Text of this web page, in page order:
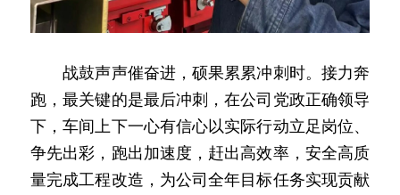
战鼓声声催奋进，硕果累累冲刺时。接力奔
跑，最关键的是最后冲刺，在公司党政正确领导
下，车间上下一心有信心以实际行动立足岗位、
争先出彩，跑出加速度，赶出高效率，安全高质
量完成工程改造，为公司全年目标任务实现贡献